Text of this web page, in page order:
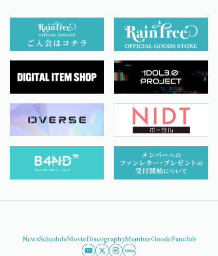
NewsScheduleMovieDiscographyMemberGoodsFanclub